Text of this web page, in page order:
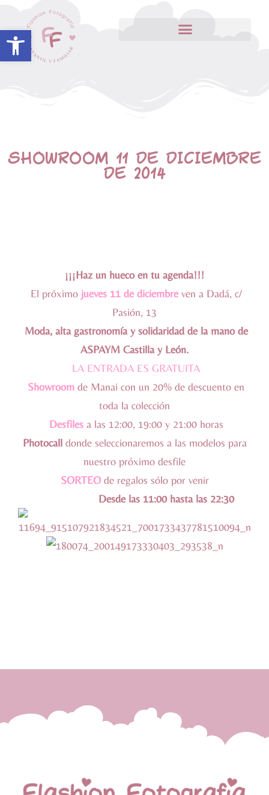
Abrir barra de herramientas
SHOWROOM 11 DE DICIEMBRE
DE 2014
¡¡¡Haz un hueco en tu agenda!!!
El próximo jueves 11 de diciembreven a Dadá, c/
Pasión, 13
Moda, alta gastronomía y solidaridad de la mano de
ASPAYM Castilla y León.
LA ENTRADA ES GRATUITA
Showroom de Manai con un 20% de descuento en
toda la colección
Desfilesa las 12:00, 19:00 y 21:00 horas
Photocalldonde seleccionaremos a las modelos para
nuestro próximo desfile
SORTEOde regalos sólo por venir
Desde las 11:00 hasta las 22:30